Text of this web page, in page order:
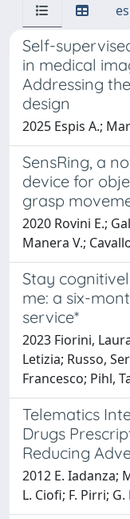
Self-
in medical
Addressing
design
2025 Espis A.;
SensRing, a
device for
grasp
2020 Rovini E.;
Manera V.;
Stay
me: a six-
service*
2023 Fiorini,
Letizia; Russo,
Francesco; Pihl,
Telematics
Drugs
Reducing
2012 E. Iadanza;
L. Ciofi; F. Pirri;